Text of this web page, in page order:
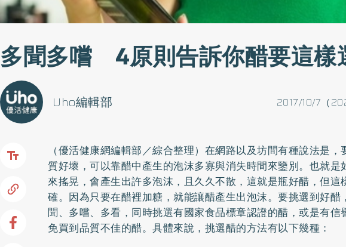
多聞多嚐 4原則告訴你醋要這樣
2017/10/7（
Uho編輯部
（優活健康網編輯部／綜合整理）在網路以及坊間有種說法是
質好壞，可以靠醋中產生的泡沫多寡與消失時間來鑒別。也就是
來搖晃，會產生出許多泡沫，且久久不散，這就是瓶好醋，但這
確。因為只要在醋裡加糖，就能讓醋產生出泡沫。要挑選到好醋
聞、多嚐、多看，同時挑選有國家食品標章認證的醋，或是有信
免買到品質不佳的醋。具體來說，挑選醋的方法有以下幾種：